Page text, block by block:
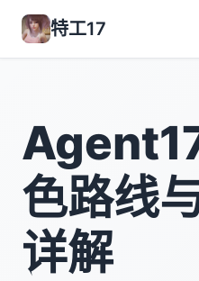
特工17
色路线
详解